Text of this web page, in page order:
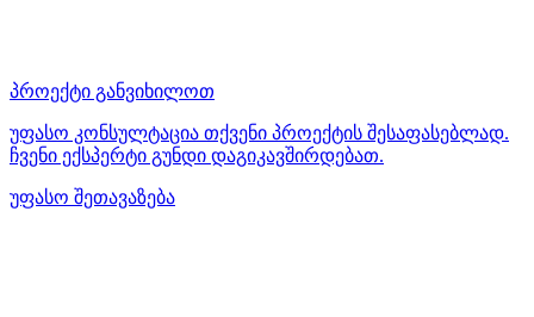
პროექტი განვიხილოთ
უფასო კონსულტაცია თქვენი პროექტის შესაფასებლად.
ჩვენი ექსპერტი გუნდი დაგიკავშირდებათ.
უფასო შეთავაზება